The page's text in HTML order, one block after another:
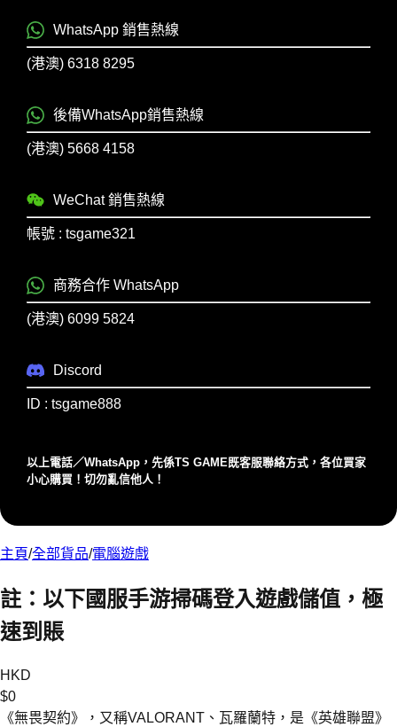
WhatsApp 銷售熱線
(港澳) 6318 8295
後備WhatsApp銷售熱線
(港澳) 5668 4158
WeChat 銷售熱線
帳號 : tsgame321
商務合作 WhatsApp
(港澳) 6099 5824
Discord
ID : tsgame888
以上電話／WhatsApp，先係TS GAME既客服聯絡⽅式，各位買家
⼩⼼購買！切勿亂信他⼈！
主頁/全部貨品/電腦遊戲
註：以下國服手游掃碼登入遊戲儲值，極
速到賬
HKD
$0
《無畏契約》，又稱VALORANT、瓦羅蘭特，是《英雄聯盟》